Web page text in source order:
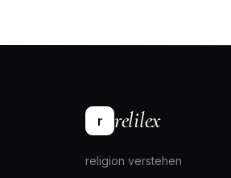
r relilex
religion verstehen